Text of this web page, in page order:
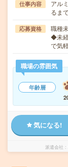
仕事内容
アル
るま
応募資格
職種
◆未
で気
職場の雰囲気
年齢層
気になる!
派遣会社